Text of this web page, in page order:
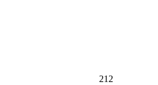
212